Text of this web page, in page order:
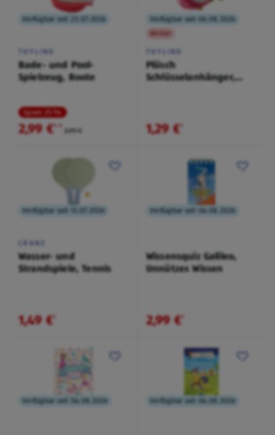
Verfügbar seit 23.07.2026
TOYLINO
Bade- und Pool-
Spielzeug, Boote
Spare 25 %
2,99 €¹ ² 3,99 €
Verfügbar seit 06.08.2026
Aktion
TOYLINO
Plüsch
Schlüsselanhänger,
1,29 €¹
Verfügbar seit 13.07.2026
CRANE
Wasser- und
Strandspiele, Tennis
1,49 €¹
Verfügbar seit 06.08.2026
Wissensquiz Galileo,
Unnützes Wissen
2,99 €¹
Verfügbar seit 06.08.2026 Verfügbar seit 06.08.2026